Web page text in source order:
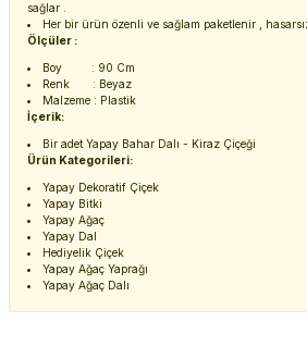
sağlar .
Her bir ürün özenli ve sağlam paketlenir ,
Ölçüler :
Boy : 90 Cm
Renk : Beyaz
Malzeme : Plastik
İçerik:
Bir adet Yapay Bahar Dalı - Kiraz Çiçeği
Ürün Kategorileri:
Yapay Dekoratif Çiçek
Yapay Bitki
Yapay Ağaç
Yapay Dal
Hediyelik Çiçek
Yapay Ağaç Yaprağı
Yapay Ağaç Dalı